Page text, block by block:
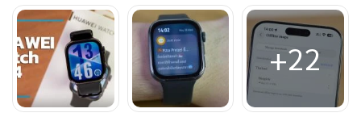
สำหรับสายนาฬิกาที่ให้มาจะเป็นสายยางฟลูออโรอีลาสโตเมอร์ ที่
สามารถปรับให้กระชับ สวมใส่สบาย น้ำหนักเบา และสามารถ
ถอดเปลี่ยนได้ง่าย จากการกดปุ่มปลดสายนาฬิกาที่ตัวเรือน และ
ดังออกเท่านั้น
+22